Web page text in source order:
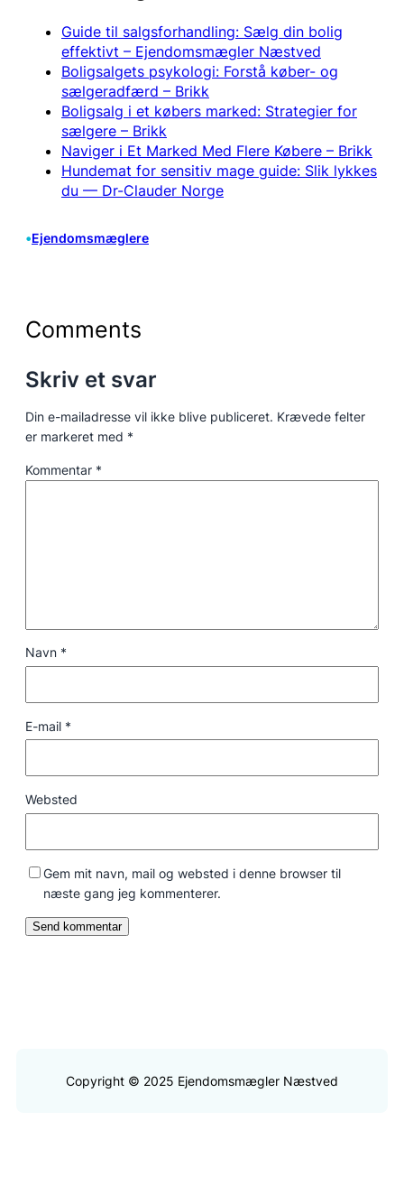
Guide til salgsforhandling: Sælg din bolig
effektivt – Ejendomsmægler Næstved
Boligsalgets psykologi: Forstå køber- og
sælgeradfærd – Brikk
Boligsalg i et købers marked: Strategier for
sælgere – Brikk
Naviger i Et Marked Med Flere Købere – Brikk
Hundemat for sensitiv mage guide: Slik lykkes
du — Dr-Clauder Norge
•Ejendomsmæglere
Comments
Skriv et svar
Din e-mailadresse vil ikke blive publiceret. Krævede felter
er markeret med *
Kommentar *
Navn *
E-mail *
Websted
Gem mit navn, mail og websted i denne browser til
næste gang jeg kommenterer.
Copyright © 2025 Ejendomsmægler Næstved